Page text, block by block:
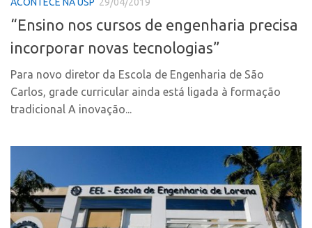
Agenda AUSPIN
Fala Inovação
Premiações
Edição 2017
Inovação em Números
AUSPIN
Destaques do Mês
Agência
INCTs
PRPI/USP
InovaUSP
Comunicação
Eventos
Agenda AUSPIN
Edição 2017
Edição 2019
“Ensino nos cursos de engenharia precisa
incorporar novas tecnologias”
Para novo diretor da Escola de Engenharia de São
Carlos, grade curricular ainda está ligada à formação
tradicional A inovação...